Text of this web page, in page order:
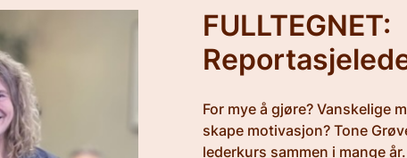
FULLTEGNET:
For mye å gjøre? Vanskelige
skape motivasjon? Tone
lederkurs sammen i mange